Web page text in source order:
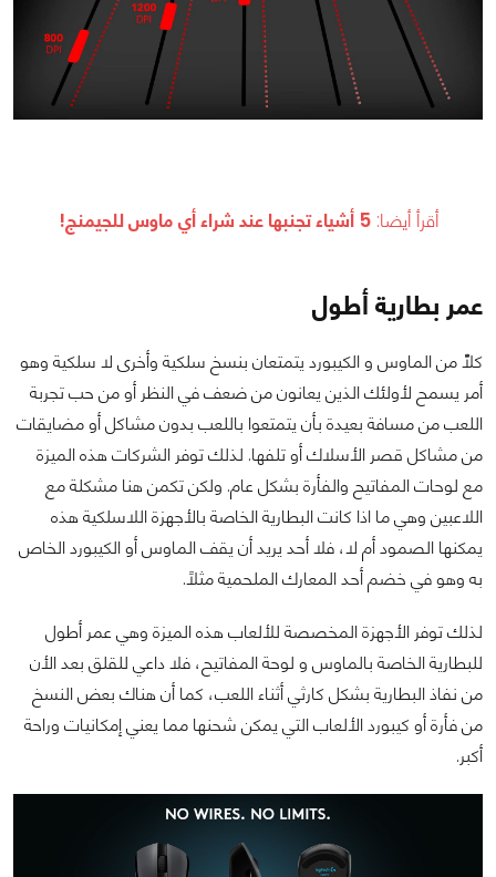
أقرأ أيضا:5 أشياء تجنبها عند شراء أي ماوس للجيمنج!
عمر بطارية أطول
كلّاً من الماوس و الكيبورد يتمتعان بنسخ سلكية وأخرى لا سلكية وهو
أمر يسمح لأولئك الذين يعانون من ضعف في النظر أو من حب تجربة
اللعب من مسافة بعيدة بأن يتمتعوا باللعب بدون مشاكل أو مضايقات
من مشاكل قصر الأسلاك أو تلفها. لذلك توفر الشركات هذه الميزة
مع لوحات المفاتيح والفأرة بشكل عام. ولكن تكمن هنا مشكلة مع
اللاعبين وهي ما اذا كانت البطارية الخاصة بالأجهزة اللاسلكية هذه
يمكنها الصمود أم لا، فلا أحد يريد أن يقف الماوس أو الكيبورد الخاص
به وهو في خضم أحد المعارك الملحمية مثلاً.
لذلك توفر الأجهزة المخصصة للألعاب هذه الميزة وهي عمر أطول
للبطارية الخاصة بالماوس و لوحة المفاتيح، فلا داعي للقلق بعد الأن
من نفاذ البطارية بشكل كارثي أثناء اللعب، كما أن هناك بعض النسخ
من فأرة أو كيبورد الألعاب التي يمكن شحنها مما يعني إمكانيات وراحة
أكبر.